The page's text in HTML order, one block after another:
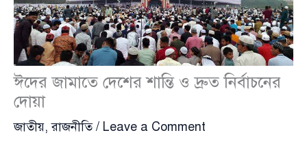
ঈদের জামাতে দেশের শান্তি ও দ্রুত নির্বাচনের
দোয়া
জাতীয়,রাজনীতি/ Leave a Comment